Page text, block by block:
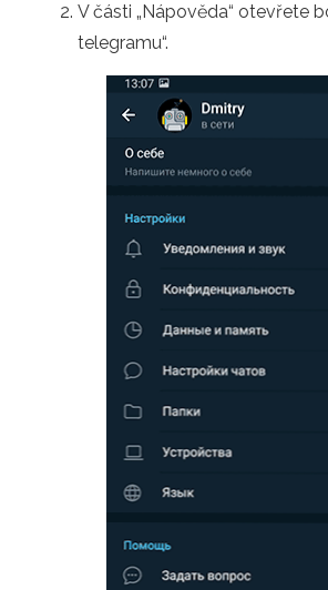
V části „Nápověda“ otevřete
telegramu“.